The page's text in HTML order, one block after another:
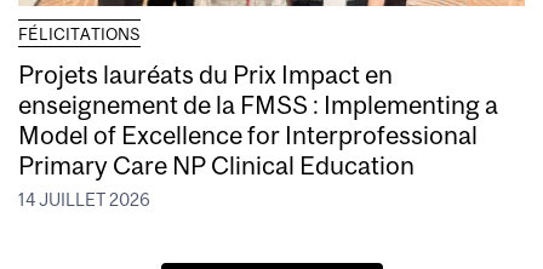
FÉLICITATIONS
Projets lauréats du Prix Impact en
enseignement de la FMSS : Implementing a
Model of Excellence for Interprofessional
Primary Care NP Clinical Education
14 JUILLET 2026